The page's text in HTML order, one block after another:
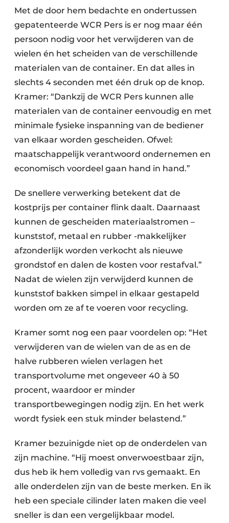
Met de door hem bedachte en ondertussen
gepatenteerde WCR Pers is er nog maar één
persoon nodig voor het verwijderen van de
wielen én het scheiden van de verschillende
materialen van de container. En dat alles in
slechts 4 seconden met één druk op de knop.
Kramer: “Dankzij de WCR Pers kunnen alle
materialen van de container eenvoudig en met
minimale fysieke inspanning van de bediener
van elkaar worden gescheiden. Ofwel:
maatschappelijk verantwoord ondernemen en
economisch voordeel gaan hand in hand.”
De snellere verwerking betekent dat de
kostprijs per container flink daalt. Daarnaast
kunnen de gescheiden materiaalstromen –
kunststof, metaal en rubber -makkelijker
afzonderlijk worden verkocht als nieuwe
grondstof en dalen de kosten voor restafval.”
Nadat de wielen zijn verwijderd kunnen de
kunststof bakken simpel in elkaar gestapeld
worden om ze af te voeren voor recycling.
Kramer somt nog een paar voordelen op: “Het
verwijderen van de wielen van de as en de
halve rubberen wielen verlagen het
transportvolume met ongeveer 40 à 50
procent, waardoor er minder
transportbewegingen nodig zijn. En het werk
wordt fysiek een stuk minder belastend.”
Kramer bezuinigde niet op de onderdelen van
zijn machine. “Hij moest onverwoestbaar zijn,
dus heb ik hem volledig van rvs gemaakt. En
alle onderdelen zijn van de beste merken. En ik
heb een speciale cilinder laten maken die veel
sneller is dan een vergelijkbaar model.